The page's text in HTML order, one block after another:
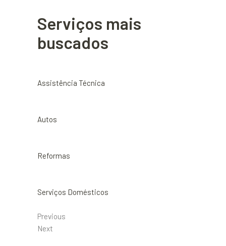
Serviços mais
buscados
Assistência Técnica
Autos
Reformas
Serviços Domésticos
Previous
Next